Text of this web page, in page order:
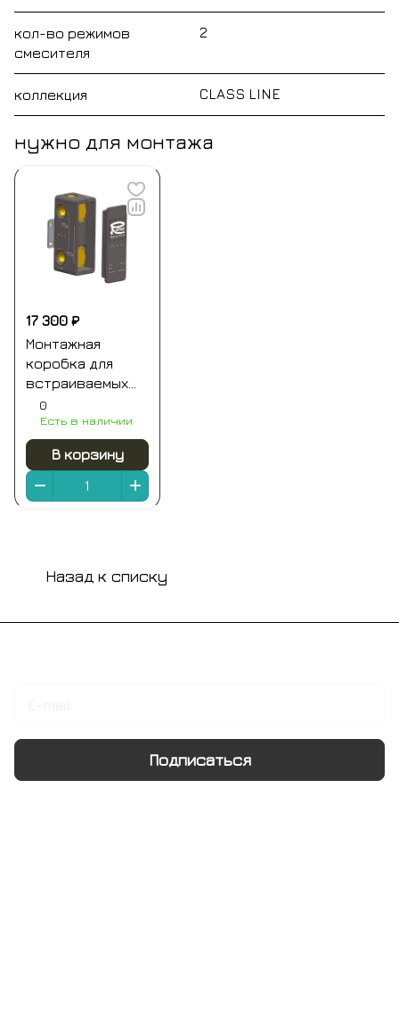
кол-во режимов
смесителя
2
коллекция CLASS LINE
нужно для монтажа
17 300 ₽
Монтажная
коробка для
встраиваемых
смесителей на 1-
2 выхода (для
ххх92kb) remer
0
Есть в наличии
В корзину
Назад к списку
Подписаться